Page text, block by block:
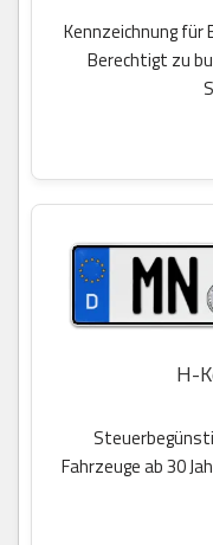
Kennzeichnung für
Berechtigt zu
H-
Fahrzeuge ab 30